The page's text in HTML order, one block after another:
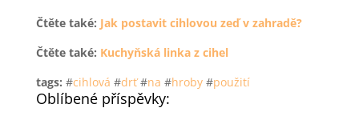
Čtěte také: Jak postavit cihlovou zeď v zahradě?
Čtěte také: Kuchyňská linka z cihel
tags: #cihlová #drť#na #hroby#použití
Oblíbené příspěvky: